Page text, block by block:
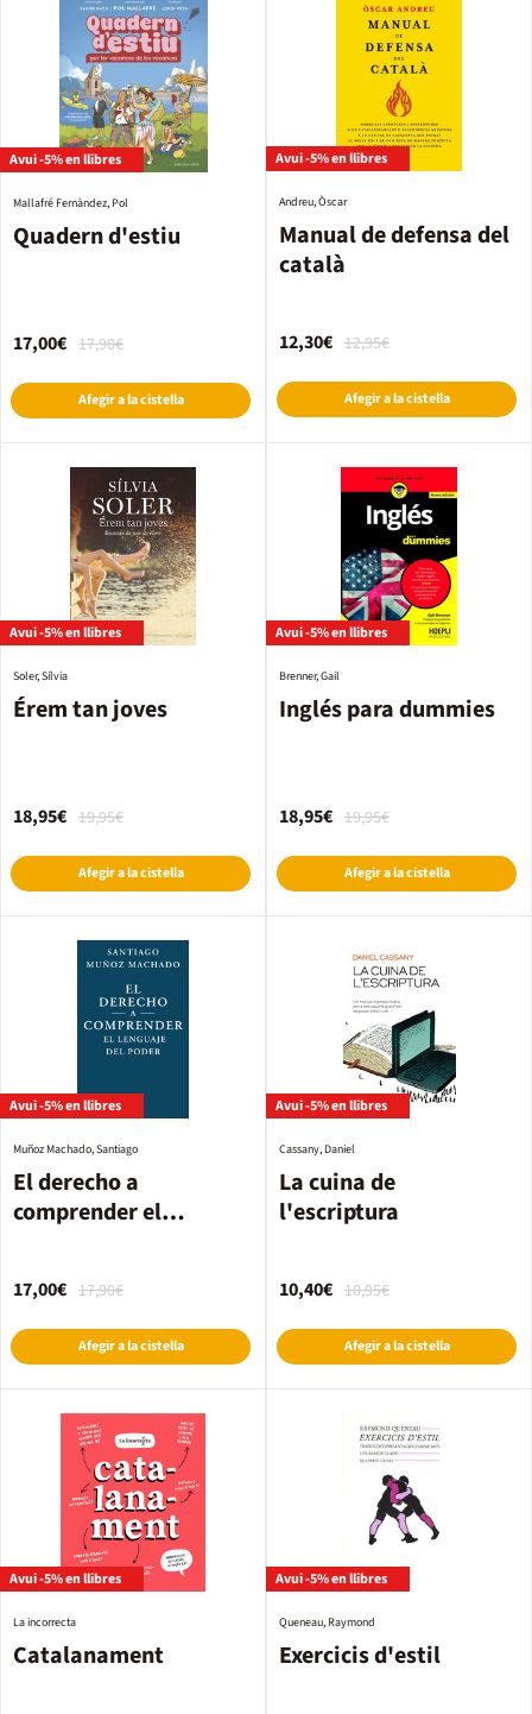
Avui -5% en llibres
Quadern d'estiu
Mallafré Fernàndez, Pol
17,90€
17,00€
Afegir a la cistella
Avui -5% en llibres
Manual de defensa del
català
Andreu, Òscar
12,95€
12,30€
Afegir a la cistella
Avui -5% en llibres
Érem tan joves
Soler, Sílvia
19,95€
18,95€
Afegir a la cistella
Avui -5% en llibres
Inglés para dummies
Brenner, Gail
19,95€
18,95€
Afegir a la cistella
Avui -5% en llibres
El derecho a
comprender el
Muñoz Machado, Santiago
17,90€
17,00€
Afegir a la cistella
Avui -5% en llibres
La cuina de
l'escriptura
Cassany, Daniel
10,95€
10,40€
Afegir a la cistella
Avui -5% en llibres
Catalanament
La incorrecta
Avui -5% en llibres
Exercicis d'estil
Queneau, Raymond